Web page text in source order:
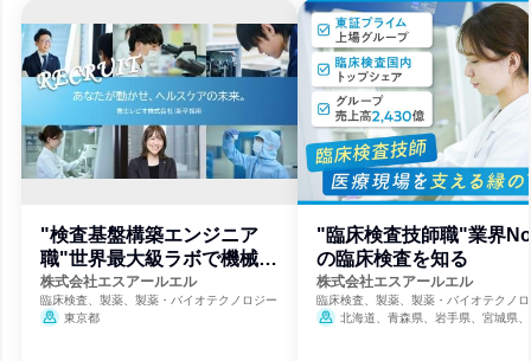
"検査基盤構築エンジニア
職"世界最大級ラボで機械の
保守点検を
株式会社エスアールエル
臨床検査、製薬、製薬・バイオテクノロジー
東京都
"臨床検査技師職"業界
の臨床検査を知る
株式会社エスアールエル
臨床検査、製薬、製薬・バイオテクノ
北海道、青森県、岩手県、宮城県